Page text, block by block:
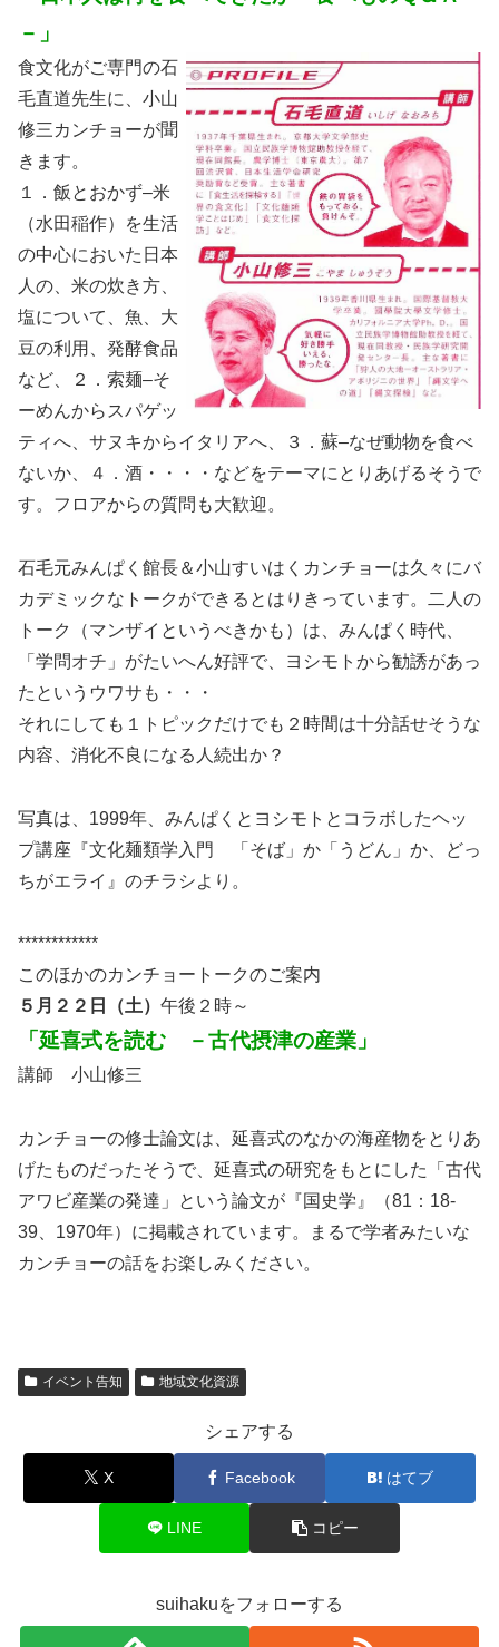
－」
食文化がご専門の石
毛直道先生に、小山
修三カンチョーが聞
きます。
１．飯とおかず–米
（水田稲作）を生活
の中心においた日本
人の、米の炊き方、
塩について、魚、大
豆の利用、発酵食品
など、２．索麺–そ
ーめんからスパゲッ
ティへ、サヌキからイタリアへ、３．蘇–なぜ動物を食べ
ないか、４．酒・・・・などをテーマにとりあげるそうで
す。フロアからの質問も大歓迎。
石毛元みんぱく館長＆小山すいはくカンチョーは久々にバ
カデミックなトークができるとはりきっています。二人の
トーク（マンザイというべきかも）は、みんぱく時代、
「学問オチ」がたいへん好評で、ヨシモトから勧誘があっ
たというウワサも・・・
それにしても１トピックだけでも２時間は十分話せそうな
内容、消化不良になる人続出か？
写真は、1999年、みんぱくとヨシモトとコラボしたヘッ
プ講座『文化麺類学入門 「そば」か「うどん」か、どっ
ちがエライ』のチラシより。
************
このほかのカンチョートークのご案内
５月２２日（土） 午後２時～
「延喜式を読む －古代摂津の産業」
講師 小山修三
カンチョーの修士論文は、延喜式のなかの海産物をとりあ
げたものだったそうで、延喜式の研究をもとにした「古代
アワビ産業の発達」という論文が『国史学』（81：18-
39、1970年）に掲載されています。まるで学者みたいな
カンチョーの話をお楽しみください。
イベント告知 地域文化資源
シェアする
X Facebook はてブ
LINE コピー
suihakuをフォローする